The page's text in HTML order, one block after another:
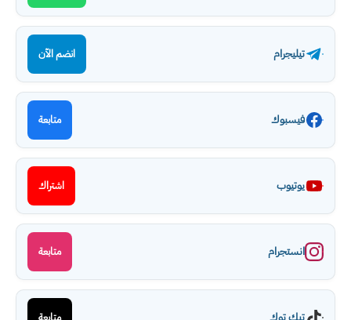
تيليجرام انضم الآن
فيسبوك متابعة
يوتيوب اشتراك
انستجرام متابعة